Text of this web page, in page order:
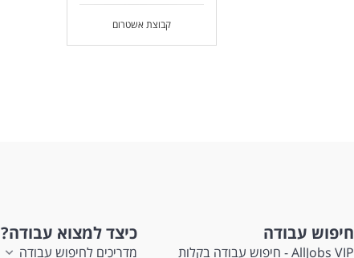
קבוצת אשטרום
חיפוש עבודה
AllJobs VIP - חיפוש עבודה בקלות
כיצד למצוא עבודה?
מדריכים לחיפוש עבודה